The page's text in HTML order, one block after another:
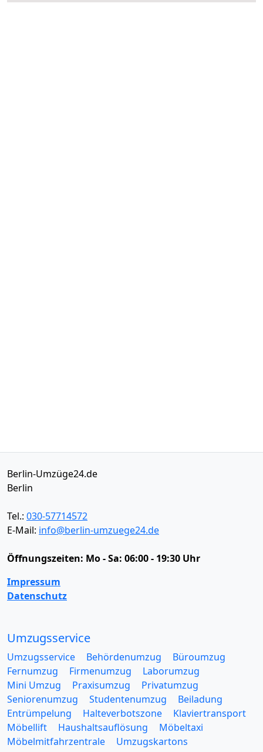
Berlin-Umzüge24.de
Berlin
Tel.: 030-57714572
E-Mail: info@berlin-umzuege24.de
Öffnungszeiten: Mo - Sa: 06:00 - 19:30 Uhr
Impressum
Datenschutz
Umzugsservice
Umzugsservice Behördenumzug
Büroumzug
Fernumzug
Firmenumzug
Laborumzug
Mini Umzug
Praxisumzug
Privatumzug
Seniorenumzug
Studentenumzug
Beiladung
Entrümpelung
Halteverbotszone
Klaviertransport
Möbellift
Haushaltsauflösung
Möbeltaxi
Möbelmitfahrzentrale
Umzugskartons